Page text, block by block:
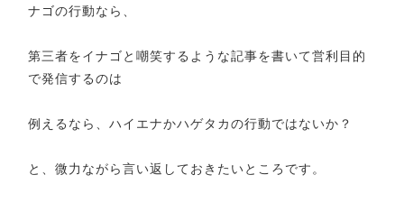
ナゴの行動なら、
第三者をイナゴと嘲笑するような記事を書いて営利目的
で発信するのは
例えるなら、ハイエナかハゲタカの行動ではないか？
と、微力ながら言い返しておきたいところです。